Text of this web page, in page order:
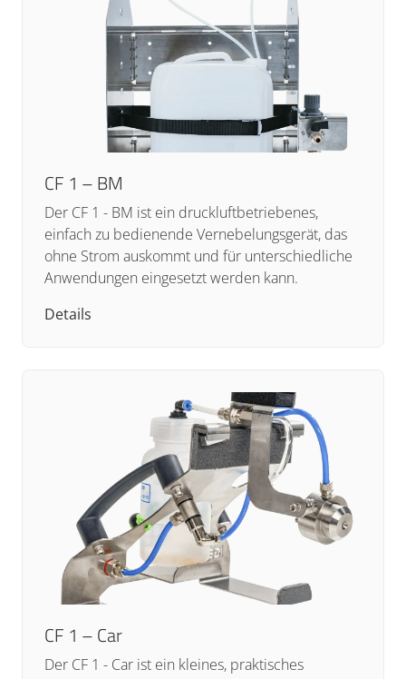
CF 1 – BM
Der CF 1 - BM ist ein druckluftbetriebenes,
einfach zu bedienende Vernebelungsgerät, das
ohne Strom auskommt und für unterschiedliche
Anwendungen eingesetzt werden kann.
Details
CF 1 – Car
Der CF 1 - Car ist ein kleines, praktisches